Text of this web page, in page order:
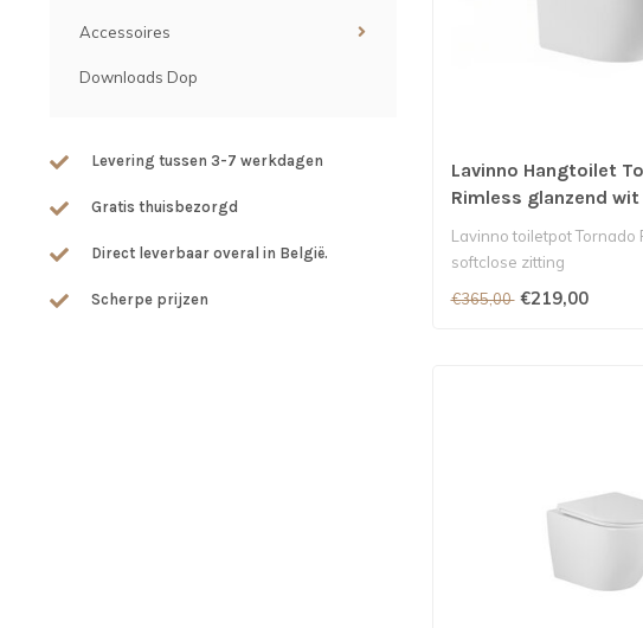
Accessoires
Downloads Dop
Levering tussen 3-7 werkdagen
Gratis thuisbezorgd
Direct leverbaar overal in België.
Scherpe prijzen
Lavinno Hangtoilet
Rimless glanzend wit
Lavinno toiletpot Tornado
softclose zitting
€365,00 €219,00